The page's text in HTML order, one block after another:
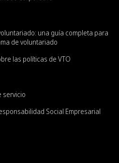
una guía completa para
de voluntariado
las políticas de VTO
servicio
Social Empresarial